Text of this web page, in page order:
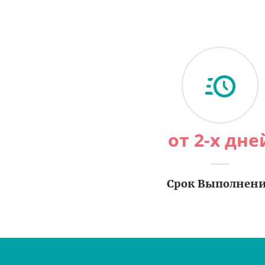
от 2-х
Срок